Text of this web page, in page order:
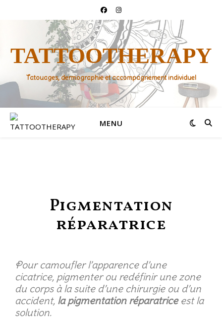
TATTOOTHERAPY
Tatouages, dermographie et accompagnement individuel
MENU
Pigmentation
réparatrice
Pour camoufler l’apparence d’une
cicatrice, pigmenter ou redéfinir une zone
du corps à la suite d’une chirurgie ou d’un
accident, la pigmentation réparatriceest la
solution.